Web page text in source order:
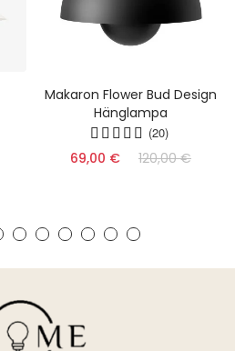
Makaron Flower Bud Design
Hänglampa
(20)
69,00 € 120,00 €